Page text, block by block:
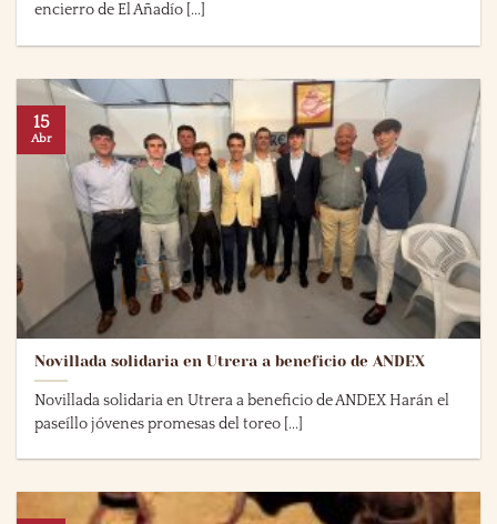
encierro de El Añadío [...]
Novillada solidaria en Utrera a beneficio de ANDEX
Novillada solidaria en Utrera a beneficio de ANDEX Harán el
paseíllo jóvenes promesas del toreo [...]
15
Abr